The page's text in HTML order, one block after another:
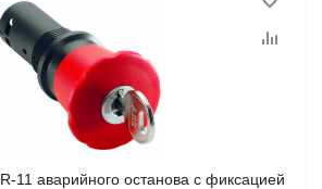
11 аварийного останова с фиксацией